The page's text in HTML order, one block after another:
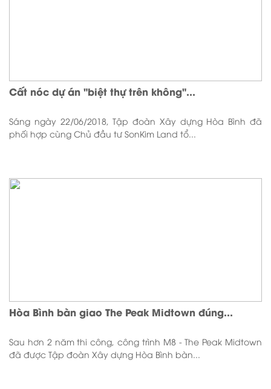
Cất nóc dự án "biệt thự trên không"...
Sáng ngày 22/06/2018, Tập đoàn Xây dựng Hòa Bình đã
phối hợp cùng Chủ đầu tư SonKim Land tổ...
Hòa Bình bàn giao The Peak Midtown đúng...
Sau hơn 2 năm thi công, công trình M8 - The Peak Midtown
đã được Tập đoàn Xây dựng Hòa Bình bàn...